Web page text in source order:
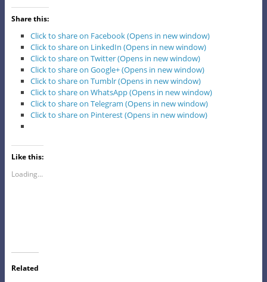
Share this:
Click to share on Facebook (Opens in new window)
Click to share on LinkedIn (Opens in new window)
Click to share on Twitter (Opens in new window)
Click to share on Google+ (Opens in new window)
Click to share on Tumblr (Opens in new window)
Click to share on WhatsApp (Opens in new window)
Click to share on Telegram (Opens in new window)
Click to share on Pinterest (Opens in new window)
Like this:
Loading...
Related